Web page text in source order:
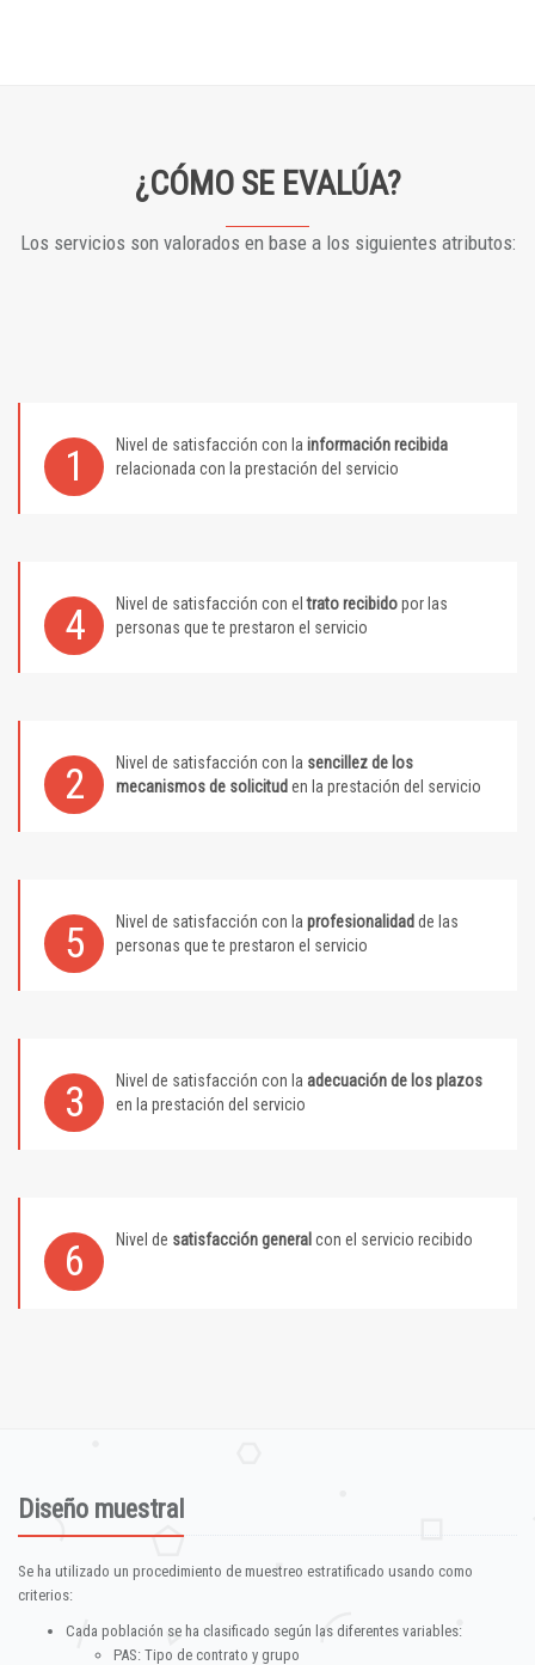
¿CÓMO SE EVALÚA?
Los servicios son valorados en base a los siguientes atributos:
1 Nivel de satisfacción con la información recibida
relacionada con la prestación del servicio
4 Nivel de satisfacción con eltrato recibidopor las
personas que te prestaron el servicio
2 Nivel de satisfacción con la sencillez de los
mecanismos de solicitud en la prestación del servicio
5 Nivel de satisfacción con la profesionalidad de las
personas que te prestaron el servicio
3 Nivel de satisfacción con la adecuación de los plazos
en la prestación del servicio
6 Nivel de satisfacción general con el servicio recibido
Diseño muestral
Se ha utilizado un procedimiento de muestreo estratificado usando como
criterios:
Cada población se ha clasificado según las diferentes variables:
PAS: Tipo de contrato y grupo